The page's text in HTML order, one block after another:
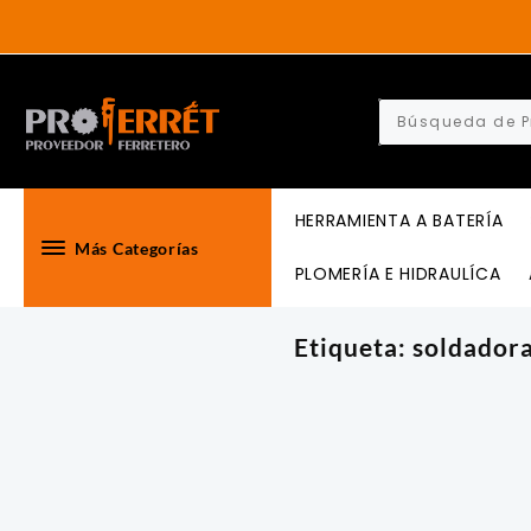
content
Más Categorías
HERRAMIENTA A BATERÍA
PLOMERÍA E HIDRAULÍCA
Etiqueta: